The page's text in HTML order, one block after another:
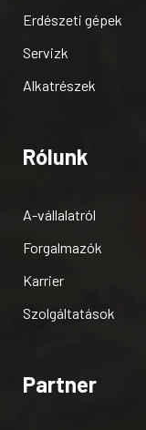
Erdészeti gépek
Servizk
Alkatrészek
Rólunk
A-vállalatról
Forgalmazók
Karrier
Szolgáltatások
Partner